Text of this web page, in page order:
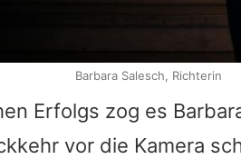
Erfolgs zog es
vor die Kamera
Barbara Salesch, Richterin